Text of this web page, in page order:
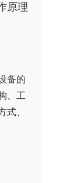
原理
备的
、工
、